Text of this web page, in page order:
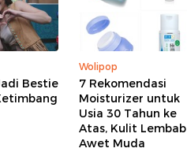
Bestie
Wolipop
7 Rekomendasi
Moisturizer untuk
Usia 30 Tahun ke
Atas, Kulit Lembab
Awet Muda